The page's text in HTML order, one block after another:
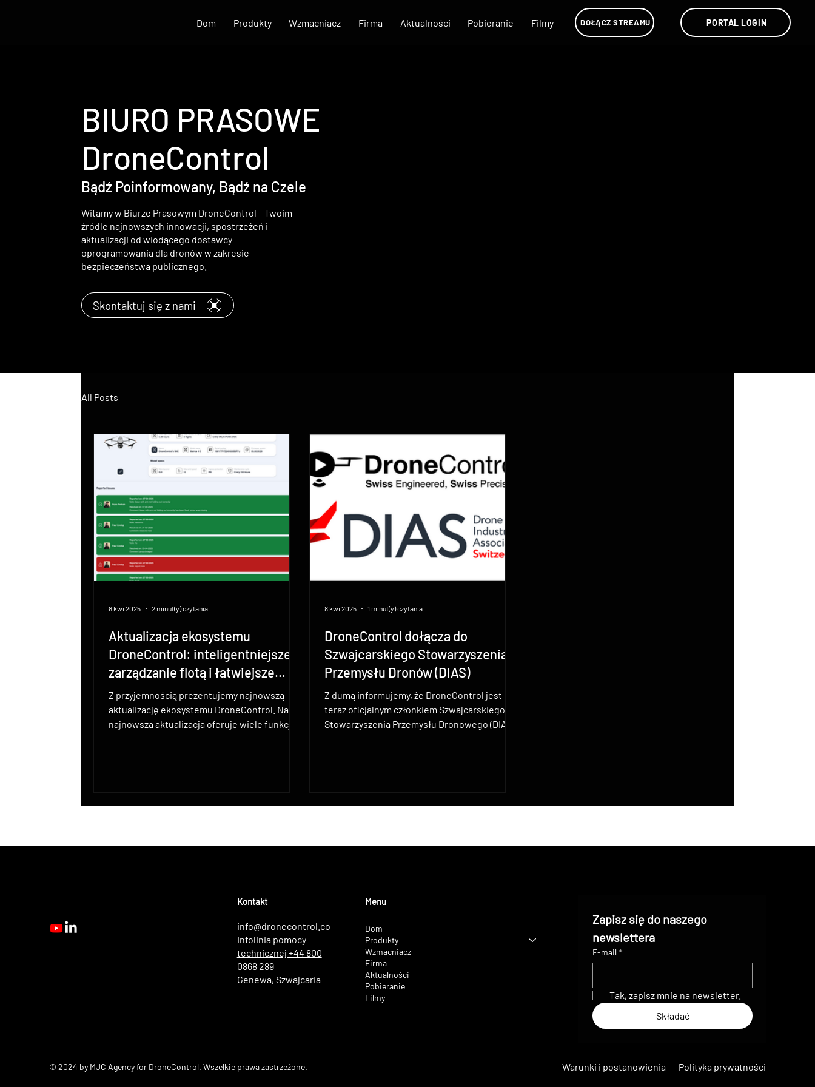
Dom Produkty Wzmacniacz Firma Aktualności Pobieranie Filmy DOŁĄCZ STREAMU PORTAL LOGIN
All Posts
Aktualizacja ekosystemu
DroneControl: inteligentniejsze
zarządzanie flotą i łatwiejsze
monitorowanie sprzętu
Z przyjemnością prezentujemy najnowszą
aktualizację ekosystemu DroneControl. Nasza
najnowsza aktualizacja oferuje wiele funkcji,
8 kwi 2025 2 minut(y) czytania
DroneControl dołącza do
Szwajcarskiego Stowarzyszenia
Przemysłu Dronów (DIAS)
Z dumą informujemy, że DroneControl jest
teraz oficjalnym członkiem Szwajcarskiego
Stowarzyszenia Przemysłu Dronowego (DIAS).
8 kwi 2025 1 minut(y) czytania
BIURO PRASOWE
DroneControl
Bądź Poinformowany, Bądź na Czele
Witamy w Biurze Prasowym DroneControl – Twoim
źródle najnowszych innowacji, spostrzeżeń i
aktualizacji od wiodącego dostawcy
oprogramowania dla dronów w zakresie
bezpieczeństwa publicznego.
Skontaktuj się z nami
Kontakt
info@dronecontrol.co
Infolinia pomocy
technicznej +44 800
0868 289
Genewa, Szwajcaria
Menu
Dom
Produkty
Wzmacniacz
Firma
Aktualności
Pobieranie
Filmy
Zapisz się do naszego
newslettera
E-mail *
Tak, zapisz mnie na newsletter.
Składać
© 2024 by MJC Agencyfor DroneControl. Wszelkie prawa zastrzeżone. Warunki i postanowienia Polityka prywatności